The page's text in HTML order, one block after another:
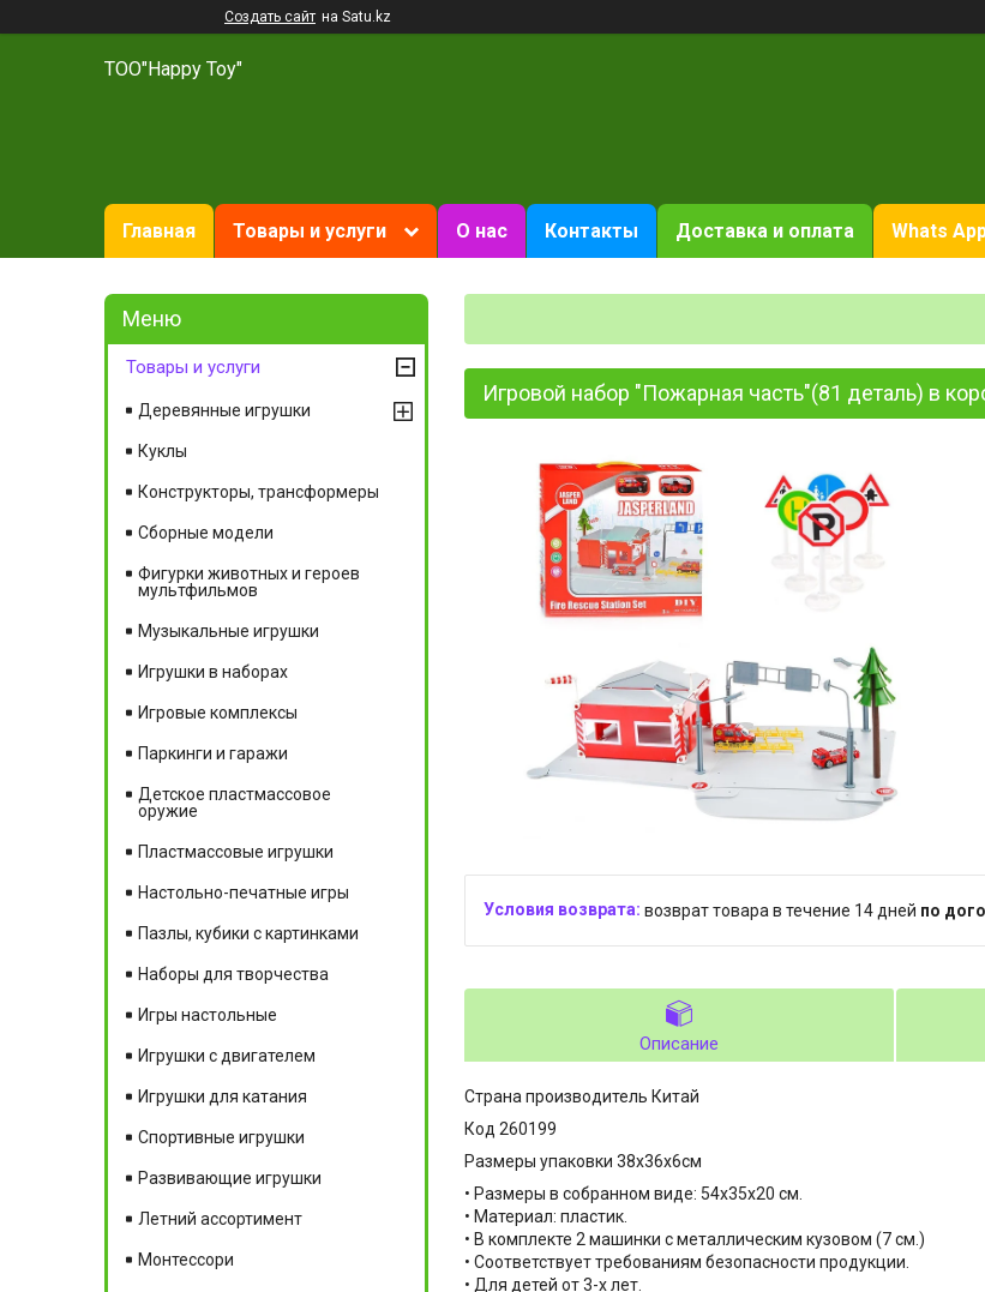
Создать сайт на Satu.kz
ТОО"Happy Toy"
Главная Товары и услуги О нас Контакты Доставка и оплата Whats
Игровой набор "Пожарная часть"(81 деталь) в
возврат товара в течение 14 дней по
Описание
Страна производитель Китай
Код 260199
Размеры упаковки 38x36x6см
• Размеры в собранном виде: 54х35х20 см.
• Материал: пластик.
• В комплекте 2 машинки с металлическим кузовом (7 см.)
• Соответствует требованиям безопасности продукции.
• Для детей от 3-х лет.
Товары и услуги
Деревянные игрушки
Куклы
Конструкторы, трансформеры
Сборные модели
Фигурки животных и героев
мультфильмов
Музыкальные игрушки
Игрушки в наборах
Игровые комплексы
Паркинги и гаражи
Детское пластмассовое
оружие
Пластмассовые игрушки
Настольно-печатные игры
Пазлы, кубики с картинками
Наборы для творчества
Игры настольные
Игрушки с двигателем
Игрушки для катания
Спортивные игрушки
Развивающие игрушки
Летний ассортимент
Монтессори